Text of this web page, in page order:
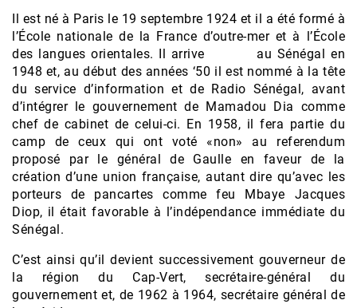
Il est né à Paris le 19 septembre 1924 et il a été formé à
l’École nationale de la France d’outre-mer et à l’École
des langues orientales. Il arrive au Sénégal en
1948 et, au début des années ‘50 il est nommé à la tête
du service d’information et de Radio Sénégal, avant
d’intégrer le gouvernement de Mamadou Dia comme
chef de cabinet de celui-ci. En 1958, il fera partie du
camp de ceux qui ont voté «non» au referendum
proposé par le général de Gaulle en faveur de la
création d’une union française, autant dire qu’avec les
porteurs de pancartes comme feu Mbaye Jacques
Diop, il était favorable à l’indépendance immédiate du
Sénégal.
C’est ainsi qu’il devient successivement gouverneur de
la région du Cap-Vert, secrétaire-général du
gouvernement et, de 1962 à 1964, secrétaire général de